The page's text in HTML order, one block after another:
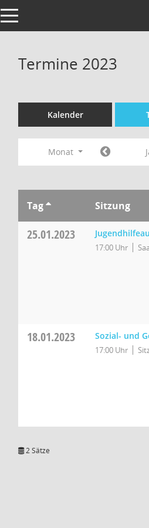
Toggle navigation
Termine 2023
Kalender
Monat
Tag Sitzung
25.01.2023
17:00 Uhr
18.01.2023 Sozial- und
17:00 Uhr
2 Sätze